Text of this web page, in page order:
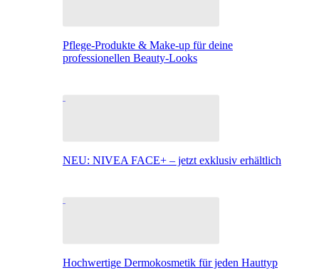
Pflege-Produkte & Make-up für deine
professionellen Beauty-Looks
NEU: NIVEA FACE+ – jetzt exklusiv erhältlich
Hochwertige Dermokosmetik für jeden Hauttyp